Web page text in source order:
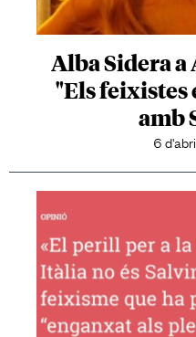
Alba Sidera
"Els feixistes
amb
6